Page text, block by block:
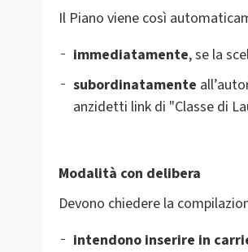
Il Piano viene così
immediatamente, se la
subordinatamente
anzidetti link di "Classe di
Modalità con delibera
Devono chiedere la
intendono inserire in